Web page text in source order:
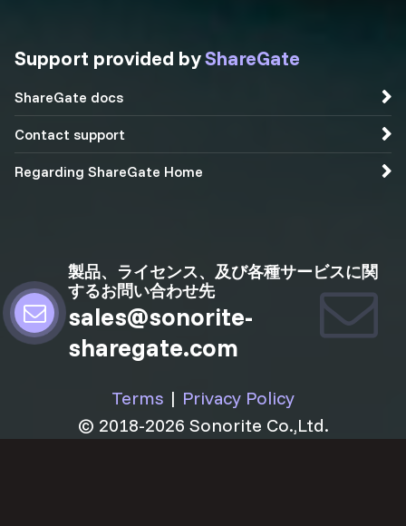
Support provided byShareGate
ShareGate docs
Contact support
Regarding ShareGate Home
製品、ライセンス、及び各種サービスに関
するお問い合わせ先
sales@sonorite-
sharegate.com
Terms | Privacy Policy
© 2018-2026 Sonorite Co.,Ltd.